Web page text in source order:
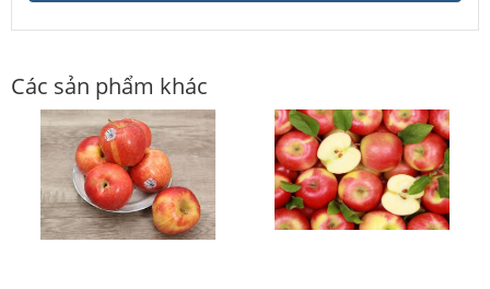
Các sản phẩm khác